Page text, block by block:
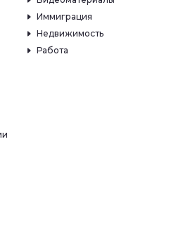
Иммиграция
Недвижимость
Работа